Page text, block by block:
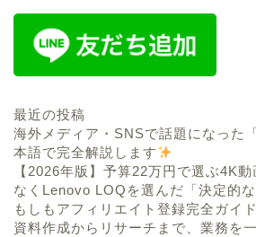
最近の投稿
海外メディア・SNSで話題になった
本語で完全解説します
【2026年版】予算22万円で選ぶ4K
なくLenovo LOQを選んだ「決定的な
もしもアフィリエイト登録完全ガイ
資料作成からリサーチまで、業務を